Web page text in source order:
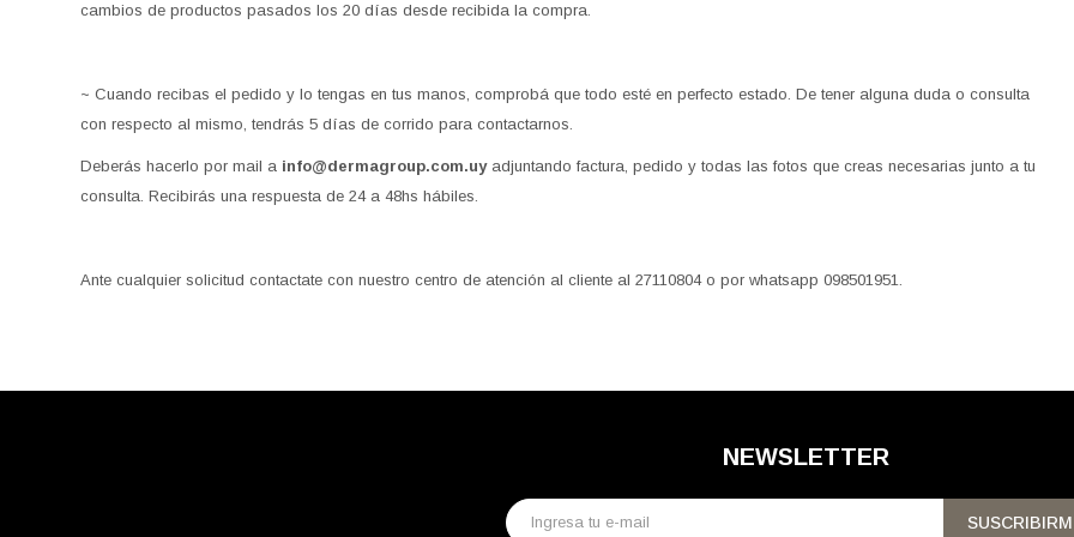
cambios de productos pasados los 20 días desde recibida la compra.
~ Cuando recibas el pedido y lo tengas en tus manos, comprobá que todo esté en perfecto estado. De tener alguna duda o consulta
con respecto al mismo, tendrás 5 días de corrido para contactarnos.
Deberás hacerlo por mail a info@dermagroup.com.uyadjuntando factura, pedido y todas las fotos que creas necesarias junto a tu
consulta. Recibirás una respuesta de 24 a 48hs hábiles.
Ante cualquier solicitud contactate con nuestro centro de atención al cliente al 27110804 o por whatsapp 098501951.
NEWSLETTER